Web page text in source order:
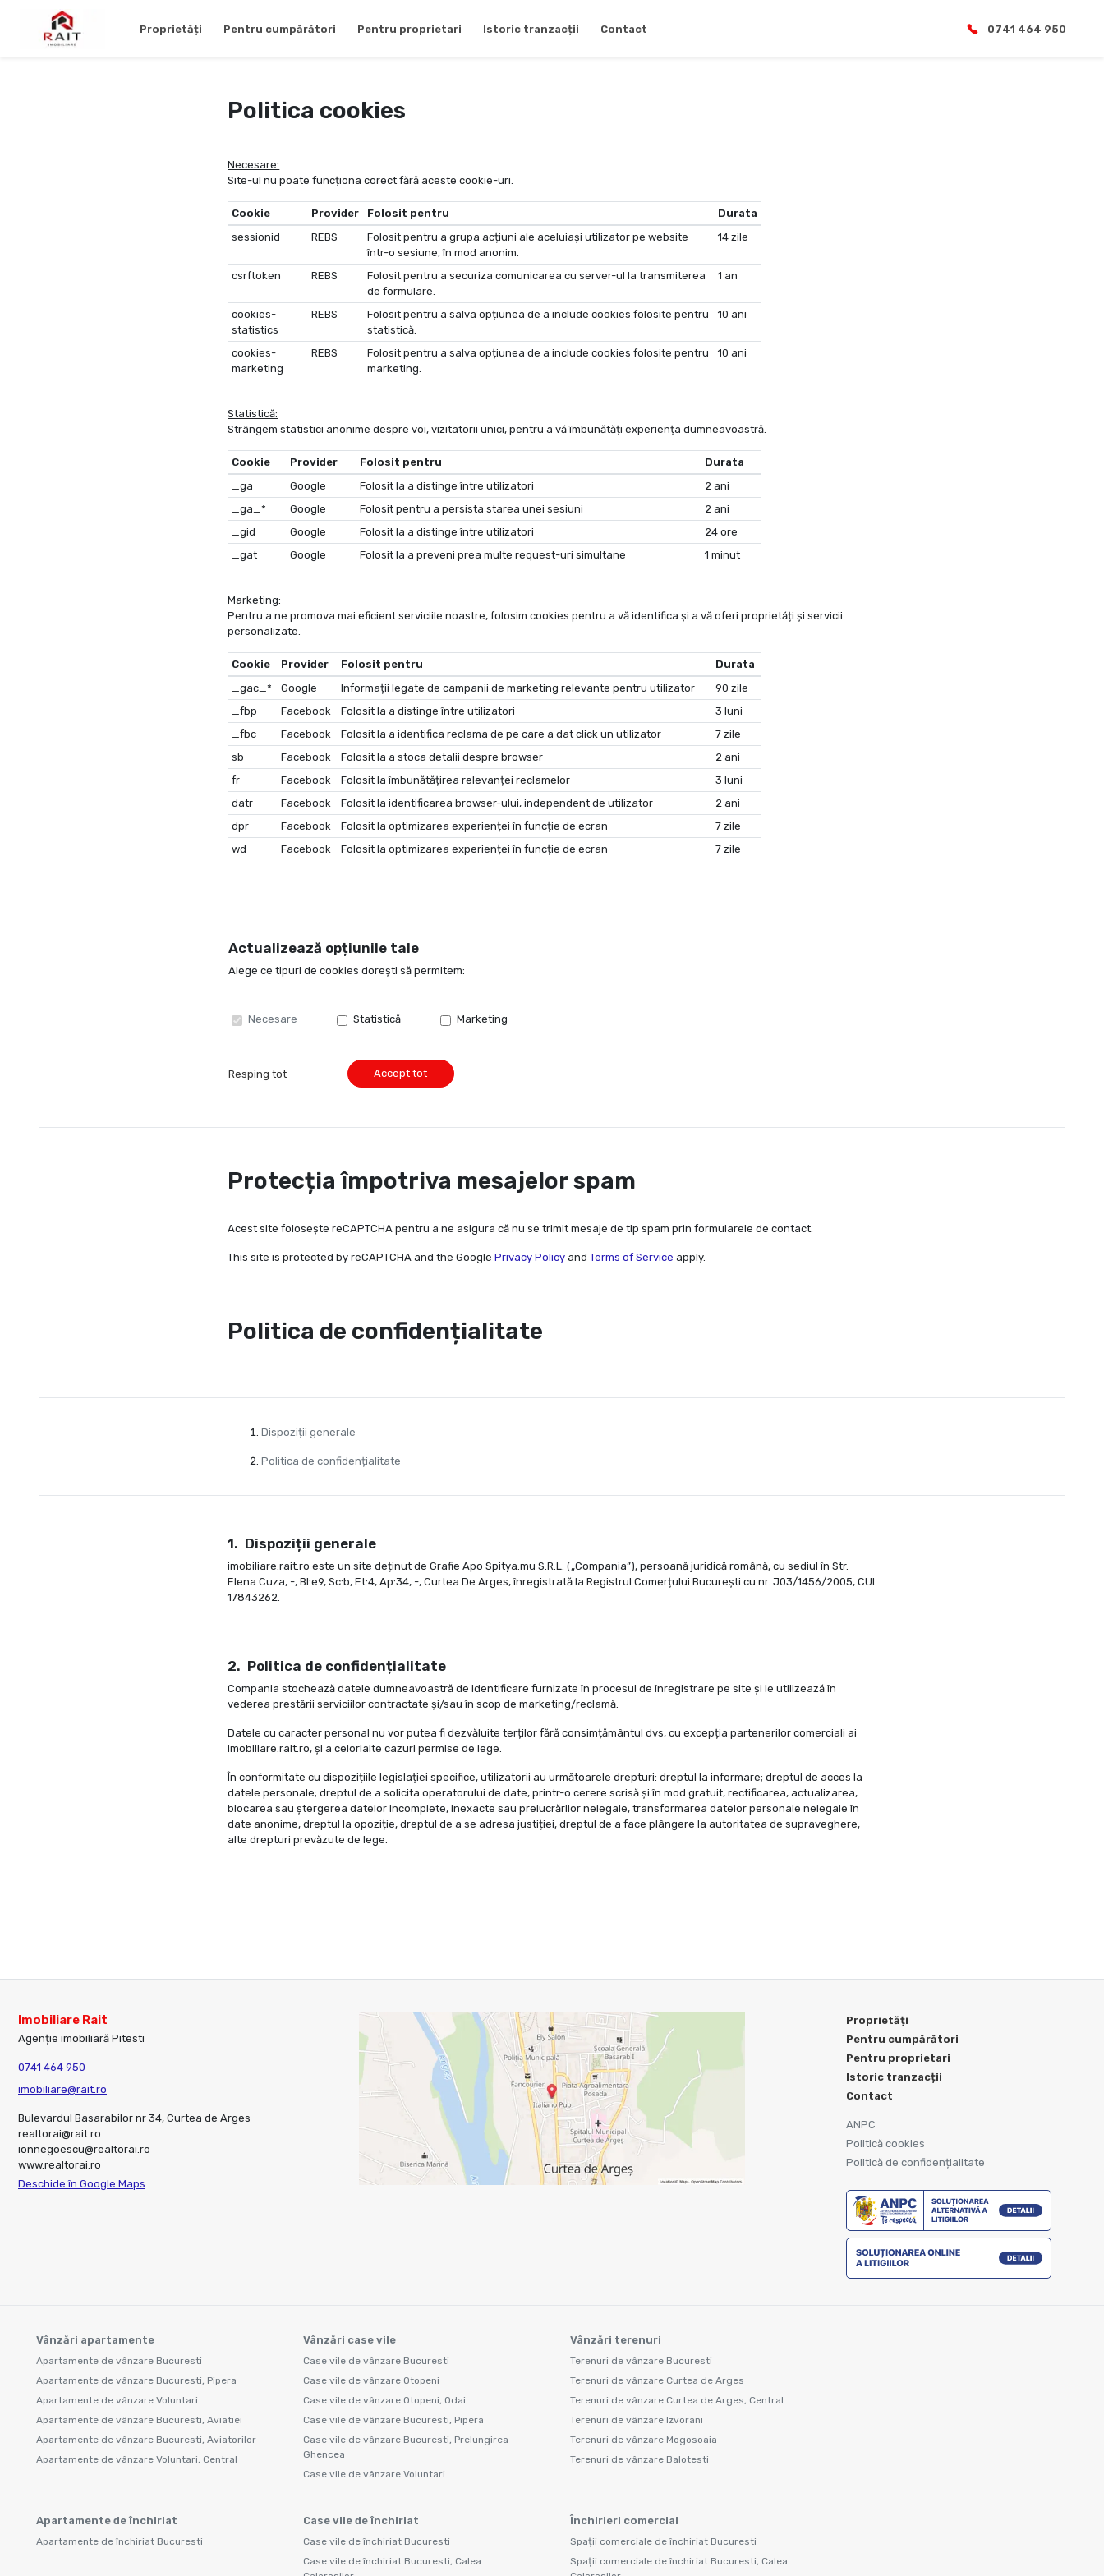
Proprietăți Pentru cumpărători Pentru proprietari Istoric tranzacții Contact 0741 464 950
Politica cookies
Necesare:
Site-ul nu poate funcționa corect fără aceste cookie-uri.
Cookie Provider Folosit pentru
Durata
sessionid
REBS
Folosit pentru a grupa acțiuni ale aceluiași utilizator pe website
într-o sesiune, în mod anonim.
14 zile
csrftoken REBS
Folosit pentru a securiza comunicarea cu server-ul la transmiterea
de formulare.
1 an
cookies-
statistics
REBS
Folosit pentru a salva opțiunea de a include cookies folosite pentru
statistică.
10 ani
cookies-
marketing
REBS
Folosit pentru a salva opțiunea de a include cookies folosite pentru
marketing.
10 ani
Statistică:
Strângem statistici anonime despre voi, vizitatorii unici, pentru a vă îmbunătăți experiența dumneavoastră.
Cookie Provider Folosit pentru
Durata
_ga
Google Folosit la a distinge între utilizatori
2 ani
_ga_*
Google Folosit pentru a persista starea unei sesiuni
2 ani
_gid
Google Folosit la a distinge între utilizatori
24 ore
_gat
Google Folosit la a preveni prea multe request-uri simultane 1 minut
Marketing:
Pentru a ne promova mai eficient serviciile noastre, folosim cookies pentru a vă identifica și a vă oferi proprietăți și servicii
personalizate.
Cookie Provider Folosit pentru
Durata
_gac_*
Google Informații legate de campanii de marketing relevante pentru utilizator
90 zile
_fbp
Facebook Folosit la a distinge între utilizatori
3 luni
_fbc
Facebook Folosit la a identifica reclama de pe care a dat click un utilizator
7 zile
sb
Facebook Folosit la a stoca detalii despre browser
2 ani
fr
Facebook Folosit la îmbunătățirea relevanței reclamelor
3 luni
datr
Facebook Folosit la identificarea browser-ului, independent de utilizator
2 ani
dpr
Facebook Folosit la optimizarea experienței în funcție de ecran
7 zile
wd
Facebook Folosit la optimizarea experienței în funcție de ecran 7 zile
Actualizează opțiunile tale
Alege ce tipuri de cookies dorești să permitem:
Necesare Statistică Marketing
Resping tot Accept tot
Protecția împotriva mesajelor spam
Acest site folosește reCAPTCHA pentru a ne asigura că nu se trimit mesaje de tip spam prin formularele de contact.
This site is protected by reCAPTCHA and the GooglePrivacy Policy andTerms of Service apply.
Politica de confidențialitate
Dispoziții generale
Politica de confidențialitate
Dispoziții generale
imobiliare.rait.ro este un site deținut de Grafie Apo Spitya.mu S.R.L. („Compania”), persoană juridică română, cu sediul în Str.
Elena Cuza, -, Bl:e9, Sc:b, Et:4, Ap:34, -, Curtea De Arges, înregistrată la Registrul Comerțului București cu nr. J03/1456/2005, CUI
17843262.
Politica de confidențialitate
Compania stochează datele dumneavoastră de identificare furnizate în procesul de înregistrare pe site și le utilizează în
vederea prestării serviciilor contractate și/sau în scop de marketing/reclamă.
Datele cu caracter personal nu vor putea fi dezvăluite terților fără consimțământul dvs, cu excepția partenerilor comerciali ai
imobiliare.rait.ro, și a celorlalte cazuri permise de lege.
În conformitate cu dispozițiile legislației specifice, utilizatorii au următoarele drepturi: dreptul la informare; dreptul de acces la
datele personale; dreptul de a solicita operatorului de date, printr-o cerere scrisă și în mod gratuit, rectificarea, actualizarea,
blocarea sau ștergerea datelor incomplete, inexacte sau prelucrărilor nelegale, transformarea datelor personale nelegale în
date anonime, dreptul la opoziție, dreptul de a se adresa justiției, dreptul de a face plângere la autoritatea de supraveghere,
alte drepturi prevăzute de lege.
Imobiliare Rait
Agenție imobiliară Pitesti
0741 464 950
imobiliare@rait.ro
Bulevardul Basarabilor nr 34, Curtea de Arges
realtorai@rait.ro
ionnegoescu@realtorai.ro
www.realtorai.ro
Deschide în Google Maps
Proprietăți
Pentru cumpărători
Pentru proprietari
Istoric tranzacții
Contact
ANPC
Politică cookies
Politică de confidențialitate
Vânzări apartamente
Apartamente de vânzare Bucuresti
Apartamente de vânzare Bucuresti, Pipera
Apartamente de vânzare Voluntari
Apartamente de vânzare Bucuresti, Aviatiei
Apartamente de vânzare Bucuresti, Aviatorilor
Apartamente de vânzare Voluntari, Central
Vânzări case vile
Case vile de vânzare Bucuresti
Case vile de vânzare Otopeni
Case vile de vânzare Otopeni, Odai
Case vile de vânzare Bucuresti, Pipera
Case vile de vânzare Bucuresti, Prelungirea
Ghencea
Case vile de vânzare Voluntari
Vânzări terenuri
Terenuri de vânzare Bucuresti
Terenuri de vânzare Curtea de Arges
Terenuri de vânzare Curtea de Arges, Central
Terenuri de vânzare Izvorani
Terenuri de vânzare Mogosoaia
Terenuri de vânzare Balotesti
Apartamente de închiriat
Apartamente de închiriat Bucuresti
Case vile de închiriat
Case vile de închiriat Bucuresti
Case vile de închiriat Bucuresti, Calea
Închirieri comercial
Spații comerciale de închiriat Bucuresti
Spații comerciale de închiriat Bucuresti, Calea